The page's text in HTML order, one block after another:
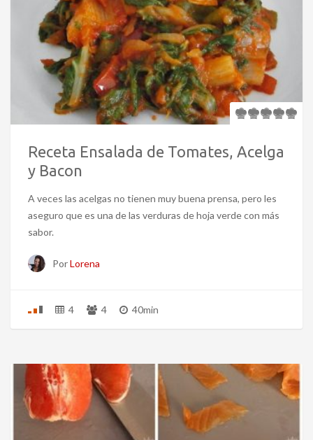
Receta Ensalada de Tomates, Acelga
y Bacon
A veces las acelgas no tienen muy buena prensa, pero les
aseguro que es una de las verduras de hoja verde con más
sabor.
PorLorena
4 4 40min